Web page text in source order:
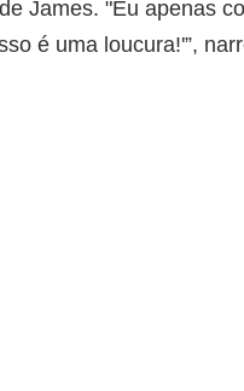
James. "Eu apenas
é uma loucura!'”,